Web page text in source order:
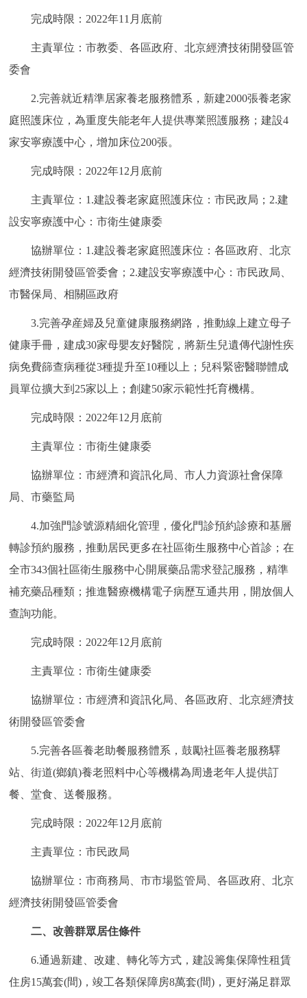
ITALIANO
回到頂部
完成時限：2022年11月底前
主責單位：市教委、各區政府、北京經濟技術開發區管
委會
2.完善就近精準居家養老服務體系，新建2000張養老家
庭照護床位，為重度失能老年人提供專業照護服務；建設4
家安寧療護中心，增加床位200張。
完成時限：2022年12月底前
主責單位：1.建設養老家庭照護床位：市民政局；2.建
設安寧療護中心：市衛生健康委
協辦單位：1.建設養老家庭照護床位：各區政府、北京
經濟技術開發區管委會；2.建設安寧療護中心：市民政局、
市醫保局、相關區政府
3.完善孕産婦及兒童健康服務網路，推動線上建立母子
健康手冊，建成30家母嬰友好醫院，將新生兒遺傳代謝性疾
病免費篩查病種從3種提升至10種以上；兒科緊密醫聯體成
員單位擴大到25家以上；創建50家示範性托育機構。
完成時限：2022年12月底前
主責單位：市衛生健康委
協辦單位：市經濟和資訊化局、市人力資源社會保障
局、市藥監局
4.加強門診號源精細化管理，優化門診預約診療和基層
轉診預約服務，推動居民更多在社區衛生服務中心首診；在
全市343個社區衛生服務中心開展藥品需求登記服務，精準
補充藥品種類；推進醫療機構電子病歷互通共用，開放個人
查詢功能。
完成時限：2022年12月底前
主責單位：市衛生健康委
協辦單位：市經濟和資訊化局、各區政府、北京經濟技
術開發區管委會
5.完善各區養老助餐服務體系，鼓勵社區養老服務驛
站、街道(鄉鎮)養老照料中心等機構為周邊老年人提供訂
餐、堂食、送餐服務。
完成時限：2022年12月底前
主責單位：市民政局
協辦單位：市商務局、市市場監管局、各區政府、北京
經濟技術開發區管委會
二、改善群眾居住條件
6.通過新建、改建、轉化等方式，建設籌集保障性租賃
住房15萬套(間)，竣工各類保障房8萬套(間)，更好滿足群眾